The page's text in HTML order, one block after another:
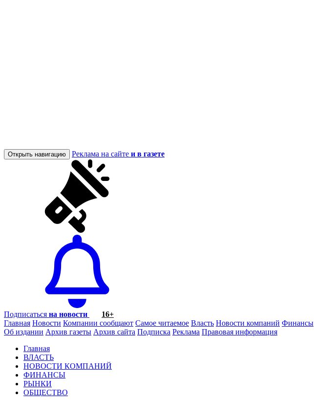
Открыть навигацию Реклама на сайте и в газете
Подписаться на новости
16+
Главная Новости Компании сообщают Самое читаемое Власть Новости компаний Финансы
Об издании Архив газеты Архив сайта Подписка Реклама Правовая информация
Главная
ВЛАСТЬ
НОВОСТИ КОМПАНИЙ
ФИНАНСЫ
РЫНКИ
ОБЩЕСТВО